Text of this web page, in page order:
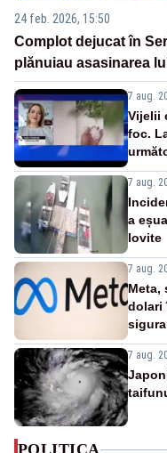
24 feb. 2026, 15:50
Complot dejucat în
plănuiau asasinarea
7 aug.
Vijelii
foc.
7 aug.
a
lovite
7 aug.
Meta,
dolari
7 aug.